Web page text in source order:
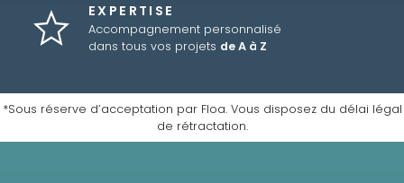
EXPERTISE
Accompagnement personnalisé
dans tous vos projets de A à Z
*Sous réserve d’acceptation par Floa. Vous disposez du délai légal
de rétractation.